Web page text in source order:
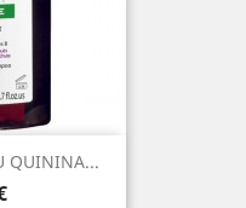
QUININA...